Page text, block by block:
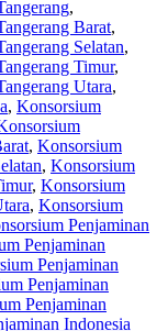
,
Barat,
Selatan,
Timur,
Utara,
, Konsorsium
, Konsorsium
, Konsorsium
, Konsorsium
, Konsorsium
Penjaminan
Penjaminan
Penjaminan
Penjaminan
Penjaminan
Indonesia